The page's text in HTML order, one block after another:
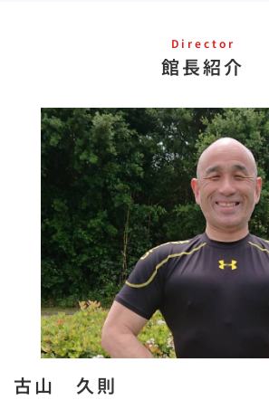
Director
館長紹介
古山 久則